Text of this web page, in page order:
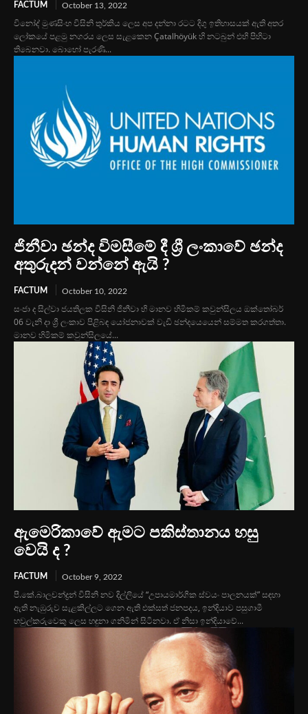
FACTUM October 13, 2022
විනෝද් මුණසිංහ විසිනි තුර්කිය ලෙස අප දන්නා රටට දිගු ඉතිහාසයක් ඇති අතර
ලෝකයේ පළමු නගරය ලෙස සැළකෙන Çatalhöyük හි නටබුන් එහි පිහිටා
තිබෙනවා. බොහෝ පැරණි...
ජිනීවා ඡන්ද විමසීමේ දී ශ්‍රී ලංකාවේ ඡන්ද
අතුරුදන් වන්න‍ේ ඇයි ?
FACTUM October 10, 2022
සංජා ද සිල්වා ජයතිලක විසිනි ජිනීවා හි මානව හිමිකම් කවුන්සිලය ඔක්තෝබර්
06 වැනි දා ශ්‍රී ලංකාව පිළිබඳ යෝජනාවක් වැඩි ඡන්දයෙයෙන් සම්මත කරගත්තා.
මානව හිමිකම් කවුන්සිලයේ...
ඇමෙරිකාවේ ඇමට පකිස්තානය හසු
වෙයි ද ?
FACTUM October 9, 2022
පී.කේ.බාලචන්ද්‍රන් විසිනි නව දිල්ලියේ “උපායමාර්ගික ස්වයං පාලනයක්” සඳහා
ඇති නැඹුරුව සැළකිල්ලට ගෙන ඇති එක්සත් ජනපදය, ඉන්දියාව පසුගාමී
හවුල්කරුවෙකු ලෙස හඳුනා ගනිමින් සිටිනවා. ඒ නිසා ඉන්දියාවේ...